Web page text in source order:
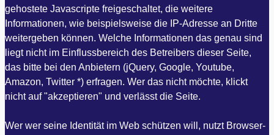
gehostete Javascripte freigeschaltet, die weitere
Informationen, wie beispielsweise die IP-Adresse an Dritte
weitergeben können. Welche Informationen das genau sind
liegt nicht im Einflussbereich des Betreibers dieser Seite,
das bitte bei den Anbietern (jQuery, Google, Youtube,
Amazon, Twitter *) erfragen. Wer das nicht möchte, klickt
nicht auf "akzeptieren" und verlässt die Seite.
Wer wer seine Identität im Web schützen will, nutzt Browser-